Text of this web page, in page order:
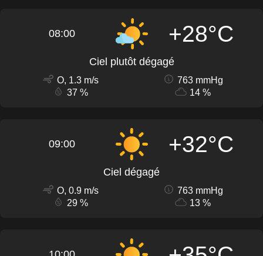
08:00 +28°C
Ciel plutôt dégagé
O, 1.3 m/s
763 mmHg
37 %
14 %
09:00 +32°C
Ciel dégagé
O, 0.9 m/s
763 mmHg
29 %
13 %